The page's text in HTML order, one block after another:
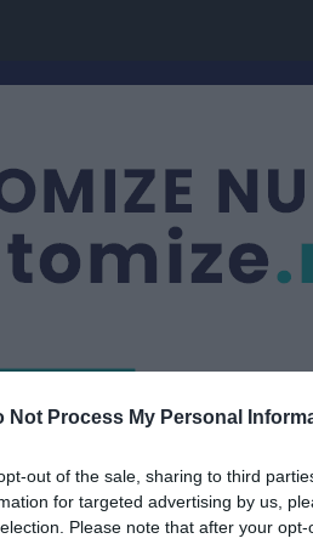
Not Process My Personal
out of the sale, sharing to third
for targeted advertising by us,
Please note that after your